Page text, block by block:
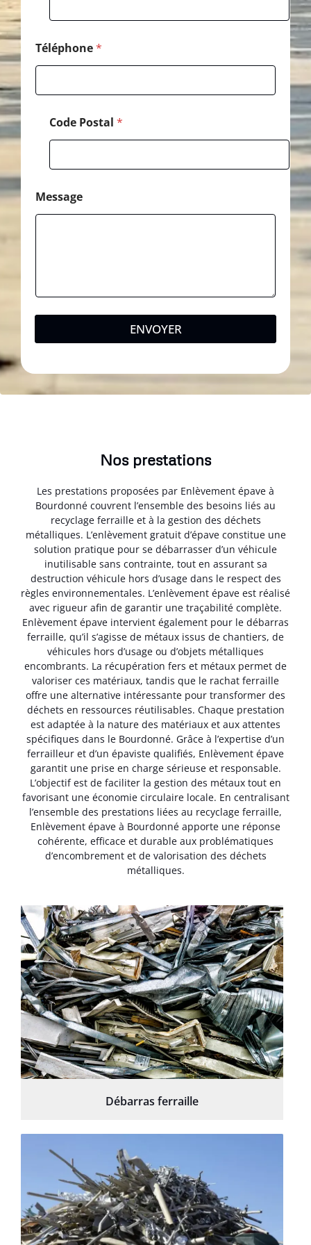
Téléphone*
*
*
Code Postal *
Message
ENVOYER
Nos prestations
Les prestations proposées par Enlèvement épave à
Bourdonné couvrent l’ensemble des besoins liés au
recyclage ferraille et à la gestion des déchets
métalliques. L’enlèvement gratuit d’épave constitue une
solution pratique pour se débarrasser d’un véhicule
inutilisable sans contrainte, tout en assurant sa
destruction véhicule hors d’usage dans le respect des
règles environnementales. L’enlèvement épave est réalisé
avec rigueur afin de garantir une traçabilité complète.
Enlèvement épave intervient également pour le débarras
ferraille, qu’il s’agisse de métaux issus de chantiers, de
véhicules hors d’usage ou d’objets métalliques
encombrants. La récupération fers et métaux permet de
valoriser ces matériaux, tandis que le rachat ferraille
offre une alternative intéressante pour transformer des
déchets en ressources réutilisables. Chaque prestation
est adaptée à la nature des matériaux et aux attentes
spécifiques dans le Bourdonné. Grâce à l’expertise d’un
ferrailleur et d’un épaviste qualifiés, Enlèvement épave
garantit une prise en charge sérieuse et responsable.
L’objectif est de faciliter la gestion des métaux tout en
favorisant une économie circulaire locale. En centralisant
l’ensemble des prestations liées au recyclage ferraille,
Enlèvement épave à Bourdonné apporte une réponse
cohérente, efficace et durable aux problématiques
d’encombrement et de valorisation des déchets
métalliques.
Débarras ferraille